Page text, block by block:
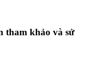
tham khảo và sử